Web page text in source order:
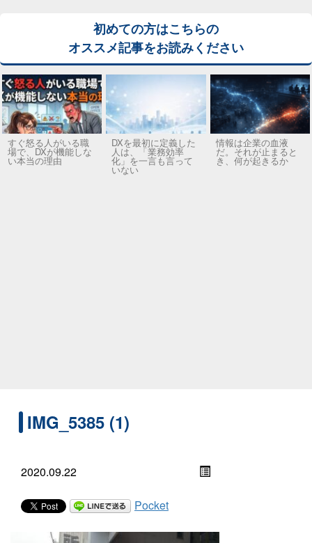
初めての方はこちらの
オススメ記事をお読みください
すぐ怒る人がいる職
場で、DXが機能しな
い本当の理由
DXを最初に定義した
人は、「業務効率
化」を一言も言って
いない
情報は企業の血液
だ。それが止まると
き、何が起きるか
IMG_5385 (1)
2020.09.22
Pocket